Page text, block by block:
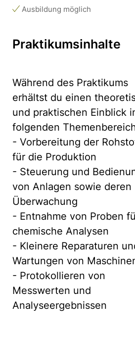
Ausbildung möglich
Praktikumsinhalte
Während des Praktikums
erhältst du einen
und praktischen Einblick
folgenden
- Vorbereitung der
für die Produktion
- Steuerung und
von Anlagen sowie deren
Überwachung
- Entnahme von Proben
chemische Analysen
- Kleinere Reparaturen
Wartungen von
- Protokollieren von
Messwerten und
Analyseergebnissen